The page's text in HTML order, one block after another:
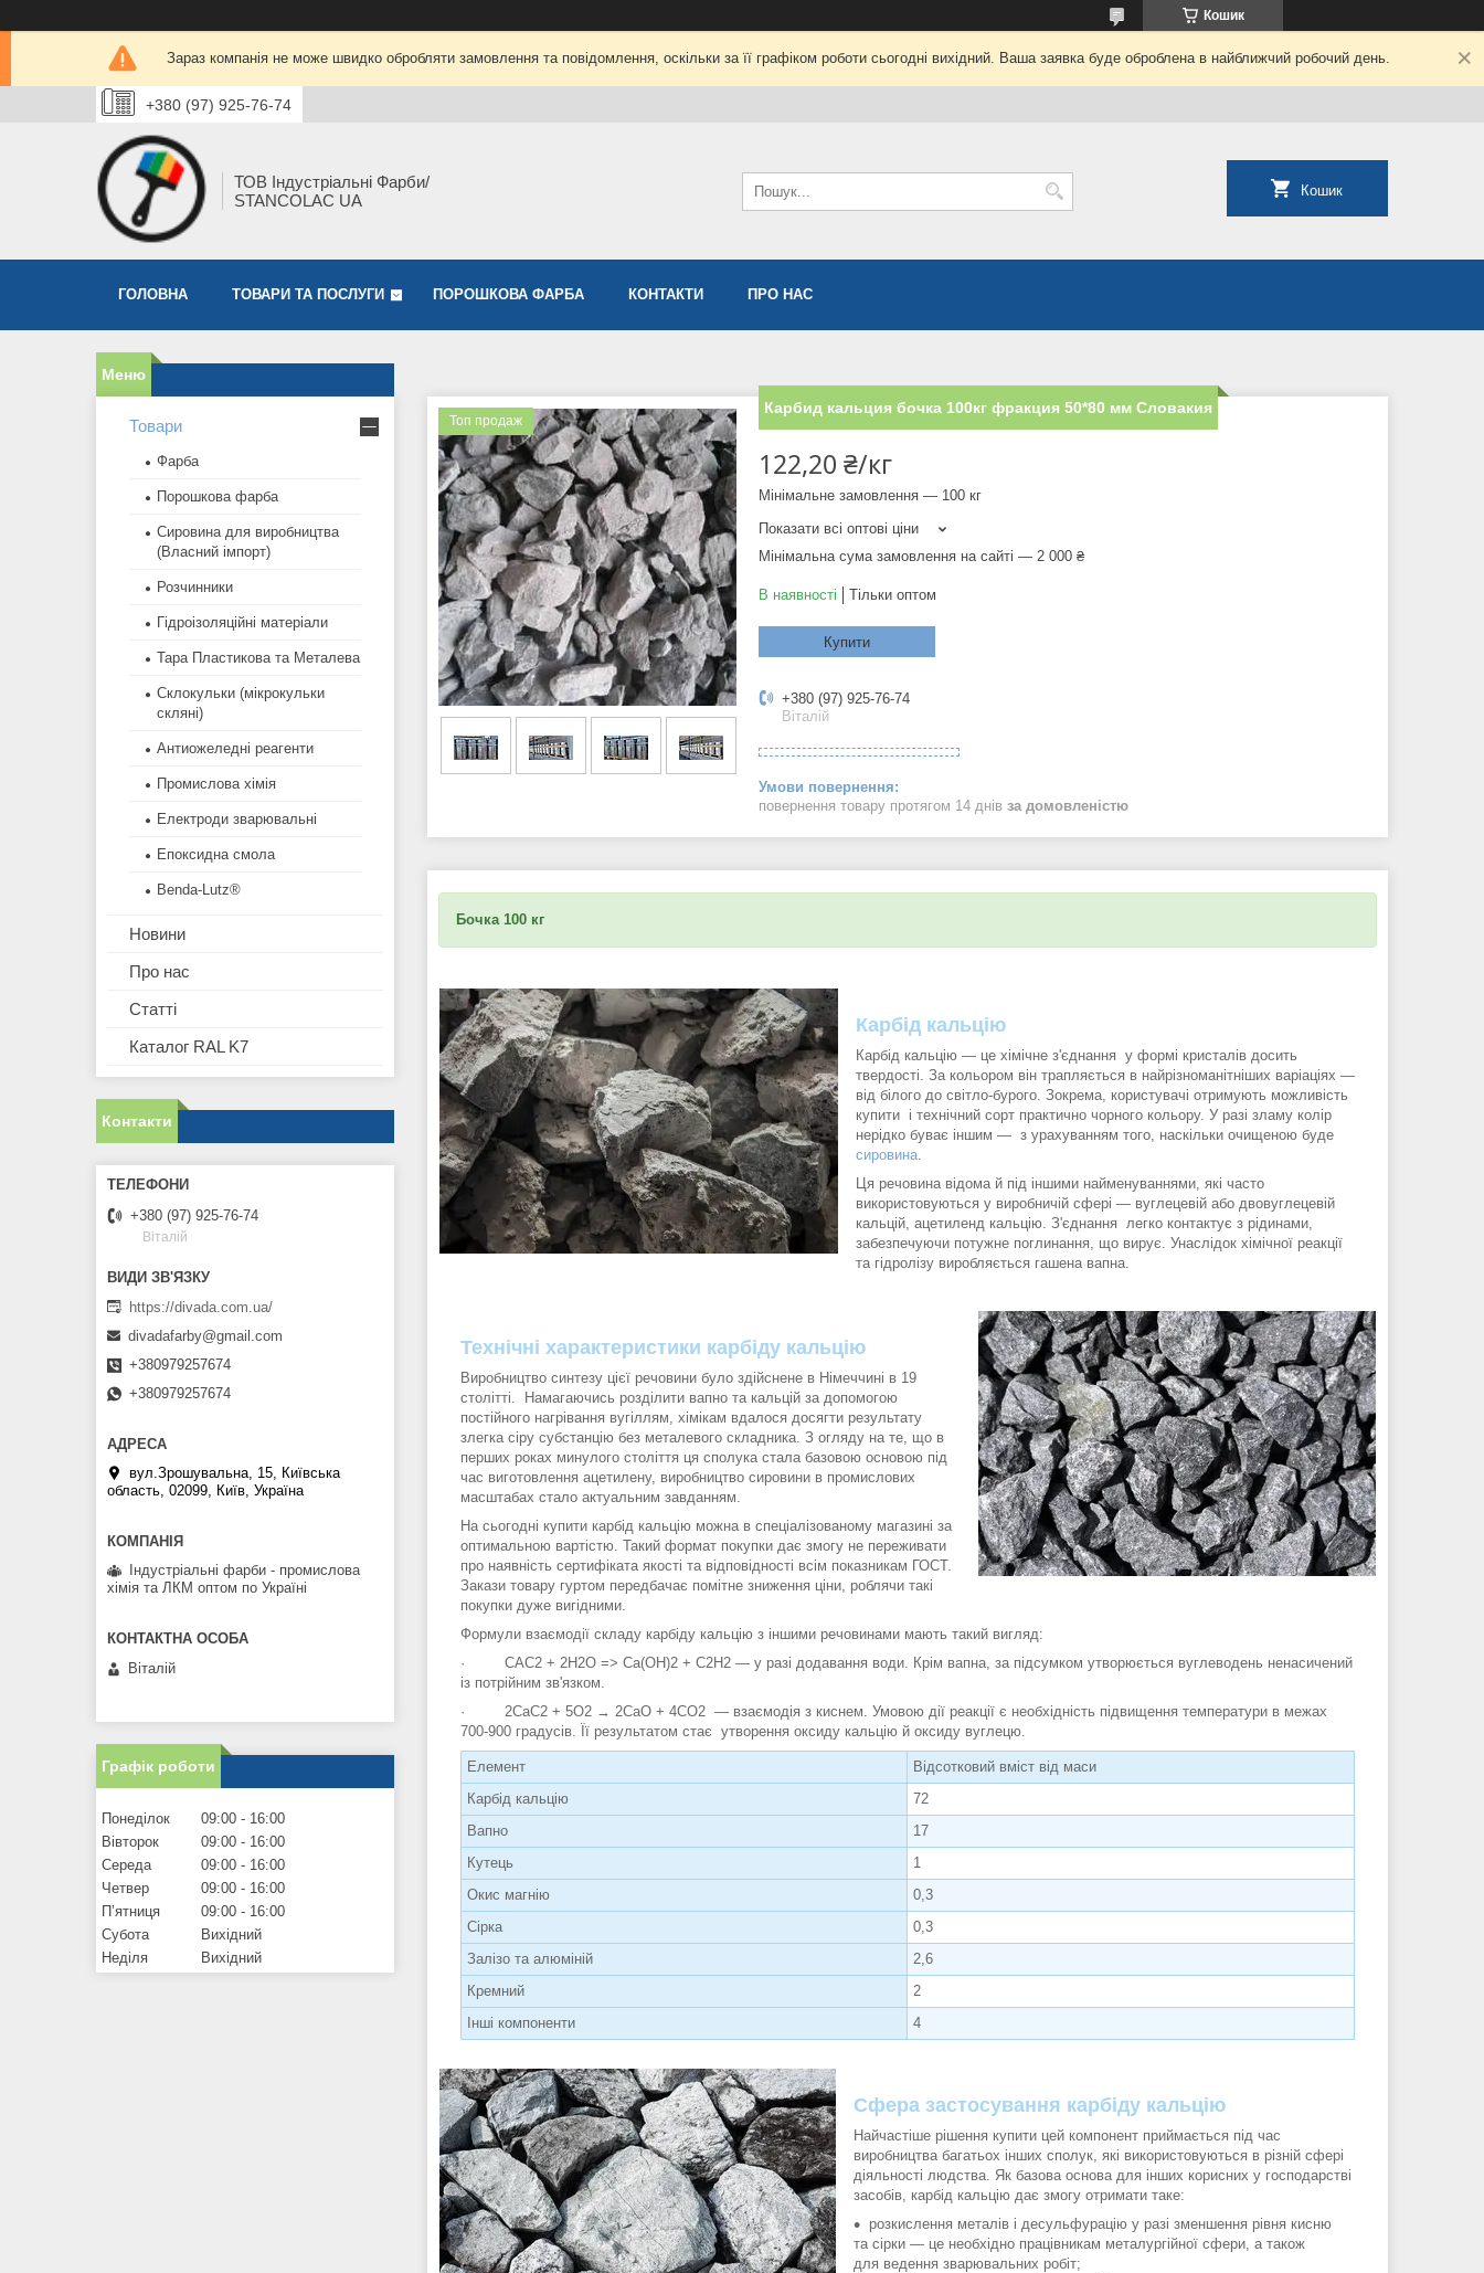
Кошик
Зараз компанія не може швидко обробляти замовлення та повідомлення, оскільки за її графіком роботи сьогодні вихідний. Ваша заявка буде оброблена в найближчий робочий день.
+380 (97) 925-76-74
ТОВ Індустріальні Фарби/
STANCOLAC UA
Кошик
ГОЛОВНА ТОВАРИ ТА ПОСЛУГИ ПОРОШКОВА ФАРБА КОНТАКТИ ПРО НАС
Топ продаж
Карбид кальция бочка 100кг фракция 50*80 мм Словакия
122,20 ₴/кг
Мінімальне замовлення — 100 кг
Показати всі оптові ціни
Мінімальна сума замовлення на сайті — 2 000 ₴
В наявності Тільки оптом
Купити
+380 (97) 925-76-74
Віталій
повернення товару протягом 14 днів за домовленістю
Бочка 100 кг
Карбід кальцію
Карбід кальцію — це хімічне з'єднання у формі кристалів досить
твердості. За кольором він трапляється в найрізноманітніших варіаціях —
від білого до світло-бурого. Зокрема, користувачі отримують можливість
купити і технічний сорт практично чорного кольору. У разі зламу колір
нерідко буває іншим — з урахуванням того, наскільки очищеною буде
сировина
Ця речовина відома й під іншими найменуваннями, які часто
використовуються у виробничій сфері — вуглецевій або двовуглецевій
кальцій, ацетиленд кальцію. З'єднання легко контактує з рідинами,
забезпечуючи потужне поглинання, що вирує. Унаслідок хімічної реакції
та гідролізу виробляється гашена вапна.
Технічні характеристики карбіду кальцію
Виробництво синтезу цієї речовини було здійснене в Німеччині в 19
столітті. Намагаючись розділити вапно та кальцій за допомогою
постійного нагрівання вугіллям, хімікам вдалося досягти результату
злегка сіру субстанцію без металевого складника. З огляду на те, що в
перших роках минулого століття ця сполука стала базовою основою під
час виготовлення ацетилену, виробництво сировини в промислових
масштабах стало актуальним завданням.
На сьогодні купити карбід кальцію можна в спеціалізованому магазині за
оптимальною вартістю. Такий формат покупки дає змогу не переживати
про наявність сертифіката якості та відповідності всім показникам ГОСТ.
Закази товару гуртом передбачає помітне зниження ціни, роблячи такі
покупки дуже вигідними.
Формули взаємодії складу карбіду кальцію з іншими речовинами мають такий вигляд:
· CAC2 + 2H2O => Ca(OH)2 + C2H2 — у разі додавання води. Крім вапна, за підсумком утворюється вуглеводень ненасичений
із потрійним зв'язком.
· 2CaC2 + 5O2 → 2CaO + 4CO2 — взаємодія з киснем. Умовою дії реакції є необхідність підвищення температури в межах
700-900 градусів. Її результатом стає утворення оксиду кальцію й оксиду вуглецю.
Елемент
Відсотковий вміст від маси
Карбід кальцію
72
Вапно
17
Кутець
1
Окис магнію
0,3
Сірка
0,3
Залізо та алюміній
2,6
Кремний
2
Інші компоненти
4
Сфера застосування карбіду кальцію
Найчастіше рішення купити цей компонент приймається під час
виробництва багатьох інших сполук, які використовуються в різній сфері
діяльності людства. Як базова основа для інших корисних у господарстві
засобів, карбід кальцію дає змогу отримати таке:
розкислення металів і десульфурацію у разі зменшення рівня кисню
та сірки — це необхідно працівникам металургійної сфери, а також
для ведення зварювальних робіт;
Товари
Фарба
Порошкова фарба
Сировина для виробництва
(Власний імпорт)
Розчинники
Гідроізоляційні матеріали
Тара Пластикова та Металева
Склокульки (мікрокульки
скляні)
Антиожеледні реагенти
Промислова хімія
Електроди зварювальні
Епоксидна смола
Benda-Lutz®
Новини
Про нас
Статті
Каталог RAL K7
Контакти
+380 (97) 925-76-74
Віталій
https://divada.com.ua/
divadafarby@gmail.com
+380979257674
+380979257674
вул.Зрошувальна, 15, Київська
область, 02099, Київ, Україна
Індустріальні фарби - промислова
хімія та ЛКМ оптом по Україні
Віталій
Графік роботи
Понеділок 09:00
16:00
Вівторок
09:00
16:00
Середа
09:00
16:00
Четвер
09:00
16:00
Пʼятниця
09:00
16:00
Субота
Вихідний
Неділя
Вихідний